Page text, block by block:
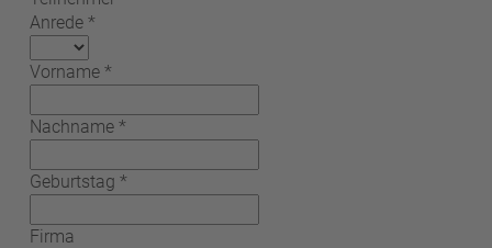
Anrede *
Vorname *
Nachname *
Geburtstag *
Firma